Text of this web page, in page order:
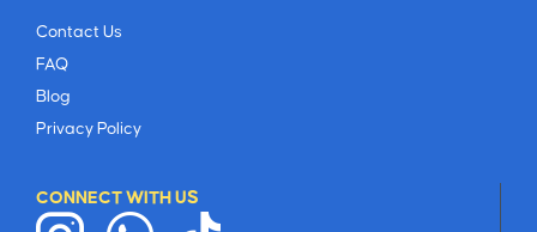
Contact Us
FAQ
Blog
Privacy Policy
CONNECT WITH US